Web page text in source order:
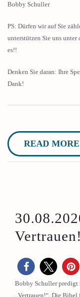
Bobby Schuller
PS: Dürfen wir auf Sie
unterstützen Sie uns unter
es!!
Denken Sie daran: Ihre
Dank!
READ MORE
Vertrauen!
Bobby Schuller predigt
„Vertrauen!“. Die